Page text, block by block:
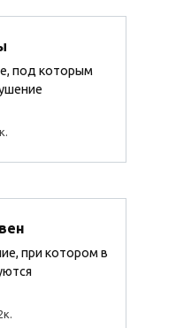
под которым
при котором в